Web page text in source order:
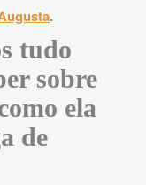
.
tudo
sobre
ela
de